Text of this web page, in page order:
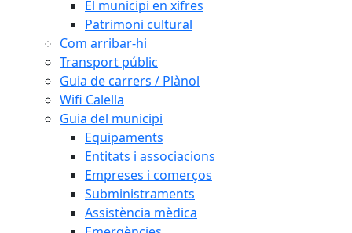
El municipi en xifres
Patrimoni cultural
Com arribar-hi
Transport públic
Guia de carrers / Plànol
Wifi Calella
Guia del municipi
Equipaments
Entitats i associacions
Empreses i comerços
Subministraments
Assistència mèdica